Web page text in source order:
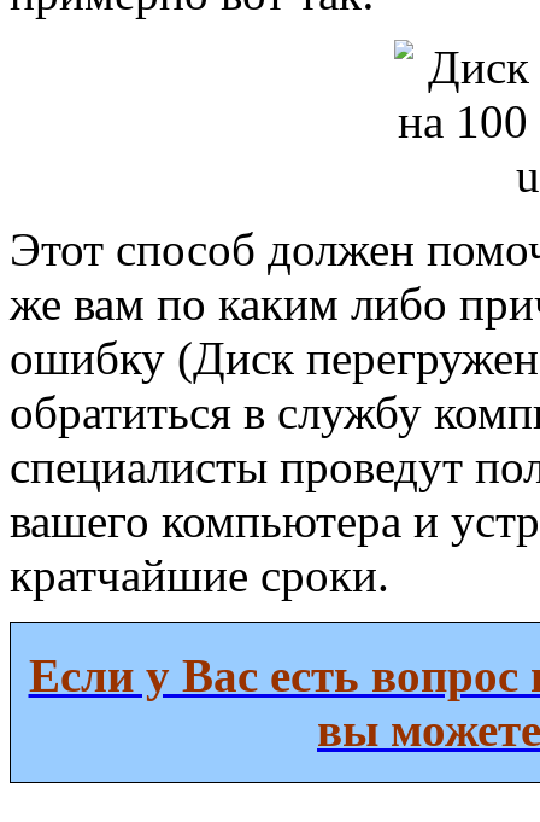
Этот способ должен
же вам по каким либо
ошибку (Диск
обратиться в службу
специалисты проведут
вашего компьютера и
кратчайшие сроки.
Если у Вас есть вопрос
вы